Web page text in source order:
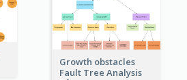
Growth obstacles
Fault Tree Analysis